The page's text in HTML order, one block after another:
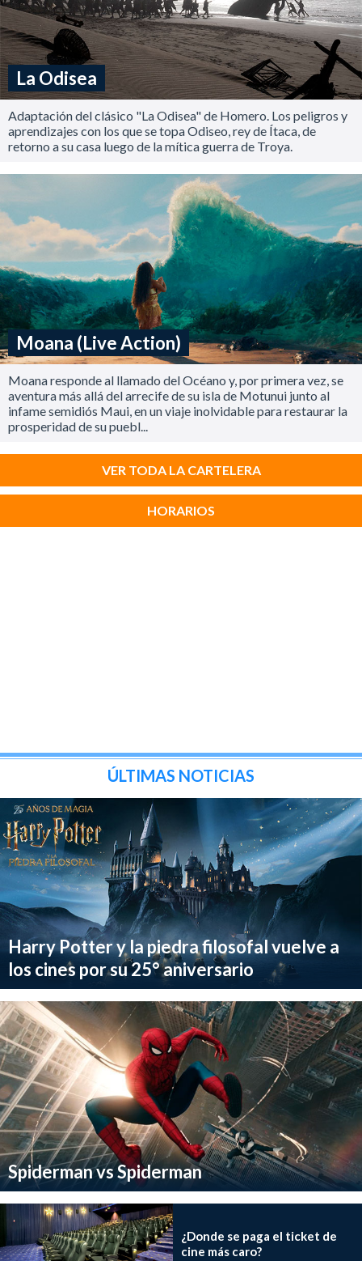
La Odisea
Adaptación del clásico "La Odisea" de Homero. Los peligros y
aprendizajes con los que se topa Odiseo, rey de Ítaca, de
retorno a su casa luego de la mítica guerra de Troya.
Moana (Live Action)
Moana responde al llamado del Océano y, por primera vez, se
aventura más allá del arrecife de su isla de Motunui junto al
infame semidiós Maui, en un viaje inolvidable para restaurar la
prosperidad de su puebl...
VER TODA LA CARTELERA
HORARIOS
ÚLTIMAS NOTICIAS
Harry Potter y la piedra filosofal vuelve a
los cines por su 25° aniversario
Spiderman vs Spiderman
¿Donde se paga el ticket de
cine más caro?